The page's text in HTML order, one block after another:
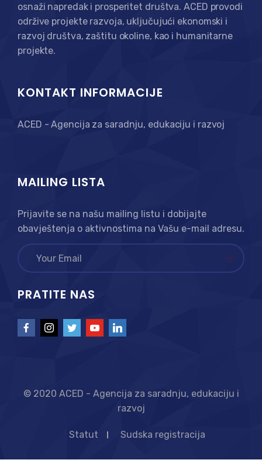
osnaži napredak i prosperitet društva. ACED provodi
održive projekte razvoja, uključujući ekonomski i
razvoj društva, zaštitu okoline, kao i humanitarne
projekte.
KONTAKT INFORMACIJE
ACED - Agencija za saradnju, edukaciju i razvoj
MAILING LISTA
Prijavite se na našu mailing listu i dobijajte
obavještenja o aktivnostima na Vašu e-mail adresu.
PRATITE NAS
© 2020 ACED - Agencija za saradnju, edukaciju i
razvoj
Statut Sudska registracija